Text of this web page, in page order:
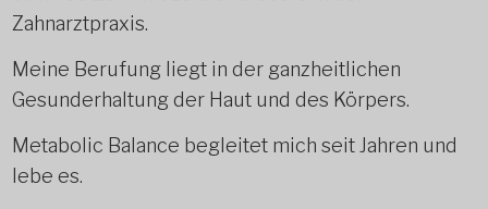
Zahnarztpraxis.
Meine Berufung liegt in der ganzheitlichen
Gesunderhaltung der Haut und des Körpers.
Metabolic Balance begleitet mich seit Jahren und
lebe es.